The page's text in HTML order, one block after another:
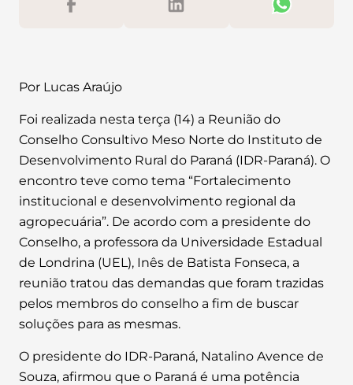
Por Lucas Araújo
Foi realizada nesta terça (14) a Reunião do
Conselho Consultivo Meso Norte do Instituto de
Desenvolvimento Rural do Paraná (IDR-Paraná). O
encontro teve como tema “Fortalecimento
institucional e desenvolvimento regional da
agropecuária”. De acordo com a presidente do
Conselho, a professora da Universidade Estadual
de Londrina (UEL), Inês de Batista Fonseca, a
reunião tratou das demandas que foram trazidas
pelos membros do conselho a fim de buscar
soluções para as mesmas.
O presidente do IDR-Paraná, Natalino Avence de
Souza, afirmou que o Paraná é uma potência